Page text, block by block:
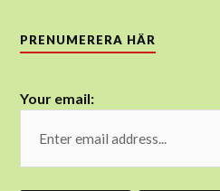
PRENUMERERA HÄR
Your email: